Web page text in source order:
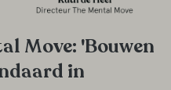
Move: 'Bouwen
in